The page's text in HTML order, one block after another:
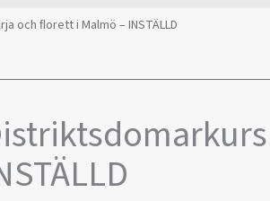
och ﬂorett i Malmö – INSTÄLLD